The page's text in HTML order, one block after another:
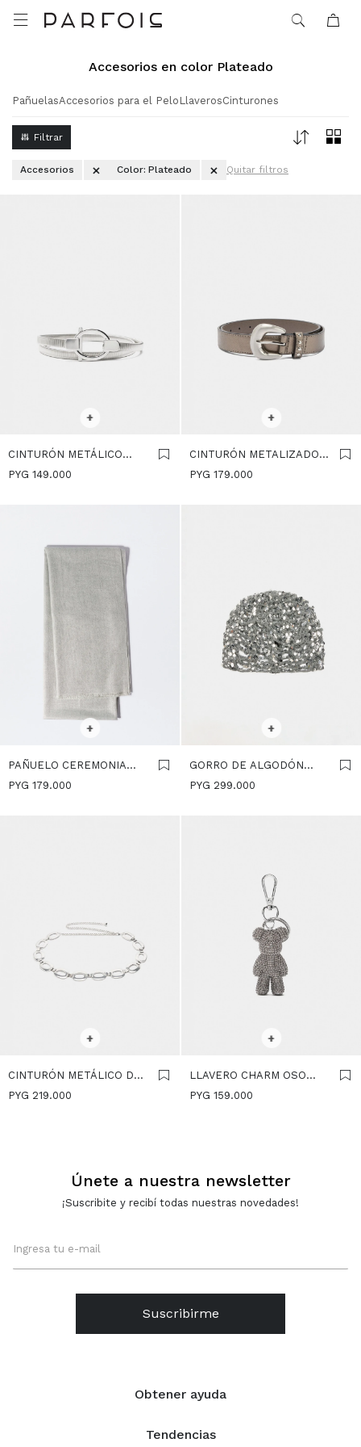

Accesorios en color Plateado
PañuelasAccesorios para el Pelo LlaverosCinturones
Accesorios Color: Plateado Quitar filtros
+
CINTURÓN METÁLICO
DORADO - PLATEADO
PYG 149.000
+
CINTURÓN METALIZADO
CON DETALLE DE
PYG 179.000
SELECCIONAR TALLE
+
PAÑUELO CEREMONIA
TEJIDO METALIZADO -
PYG 179.000
+
GORRO DE ALGODÓN
CON LENTEJUELAS -
PYG 299.000
+
CINTURÓN METÁLICO DE
AROS - PLATEADO
PYG 219.000
+
LLAVERO CHARM OSO
CON BRILLANTES -
PYG 159.000
Obtener ayuda
Tendencias
Únete a nuestra newsletter
¡Suscribite y recibí todas nuestras novedades!
Suscribirme